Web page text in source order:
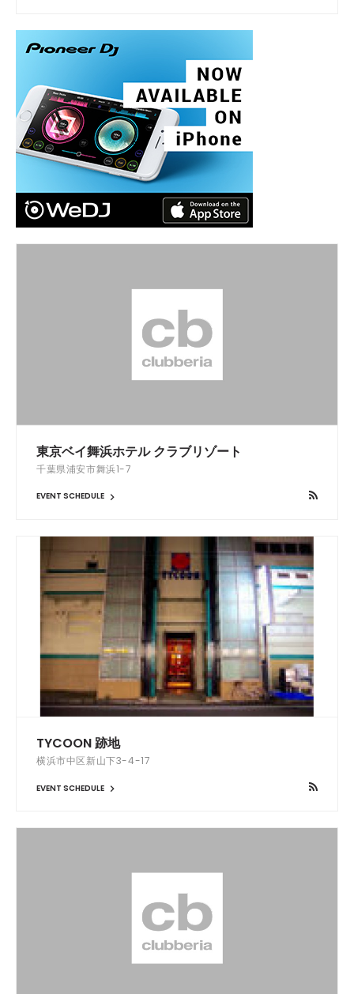
東京ベイ舞浜ホテル クラブリゾート
千葉県浦安市舞浜1-7
EVENT SCHEDULE
TYCOON 跡地
横浜市中区新山下3-4-17
EVENT SCHEDULE